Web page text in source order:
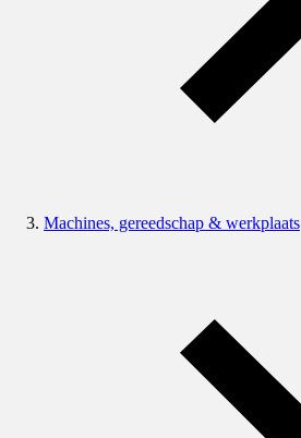
Machines, gereedschap & werkplaats